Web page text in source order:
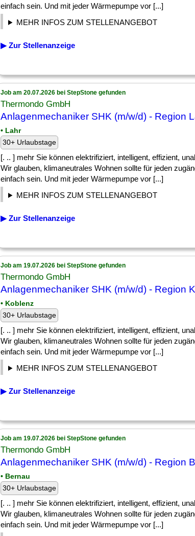
einfach sein. Und mit jeder Wärmepumpe vor [...]
MEHR INFOS ZUM STELLENANGEBOT
▶ Zur Stellenanzeige
Job am 20.07.2026 bei StepStone gefunden
Thermondo GmbH
Anlagenmechaniker SHK (m/w/d) - Region
• Lahr
30+ Urlaubstage
[. .. ] mehr Sie können elektrifiziert, intelligent, effizient,
Wir glauben, klimaneutrales Wohnen sollte für jeden
einfach sein. Und mit jeder Wärmepumpe vor [...]
MEHR INFOS ZUM STELLENANGEBOT
▶ Zur Stellenanzeige
Job am 19.07.2026 bei StepStone gefunden
Thermondo GmbH
Anlagenmechaniker SHK (m/w/d) - Region
• Koblenz
30+ Urlaubstage
[. .. ] mehr Sie können elektrifiziert, intelligent, effizient,
Wir glauben, klimaneutrales Wohnen sollte für jeden
einfach sein. Und mit jeder Wärmepumpe vor [...]
MEHR INFOS ZUM STELLENANGEBOT
▶ Zur Stellenanzeige
Job am 19.07.2026 bei StepStone gefunden
Thermondo GmbH
Anlagenmechaniker SHK (m/w/d) - Region
• Bernau
30+ Urlaubstage
[. .. ] mehr Sie können elektrifiziert, intelligent, effizient,
Wir glauben, klimaneutrales Wohnen sollte für jeden
einfach sein. Und mit jeder Wärmepumpe vor [...]